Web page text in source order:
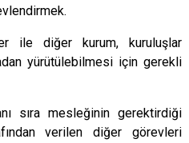
ile diğer kurum, kuruluşlar
yürütülebilmesi için gerekli
sıra mesleğinin gerektirdiği
verilen diğer görevleri